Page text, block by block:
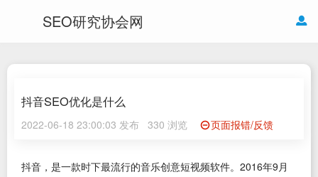
SEO研究协会网
抖音SEO优化是什么
2022-06-18 23:00:03 发布 330 浏览 页面报错/反馈
抖音，是一款时下最流行的音乐创意短视频软件。2016年9月